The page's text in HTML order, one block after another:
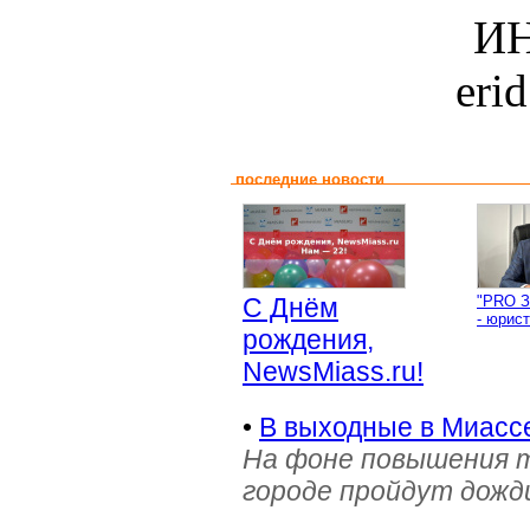
последние новости
С Днём
рождения,
NewsMiass.ru!
"PRO
-
• В выходные в
На фоне повышения
городе пройдут